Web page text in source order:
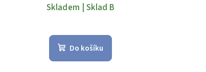
Skladem | Sklad B
hodnocení
produktu
je
Do košíku